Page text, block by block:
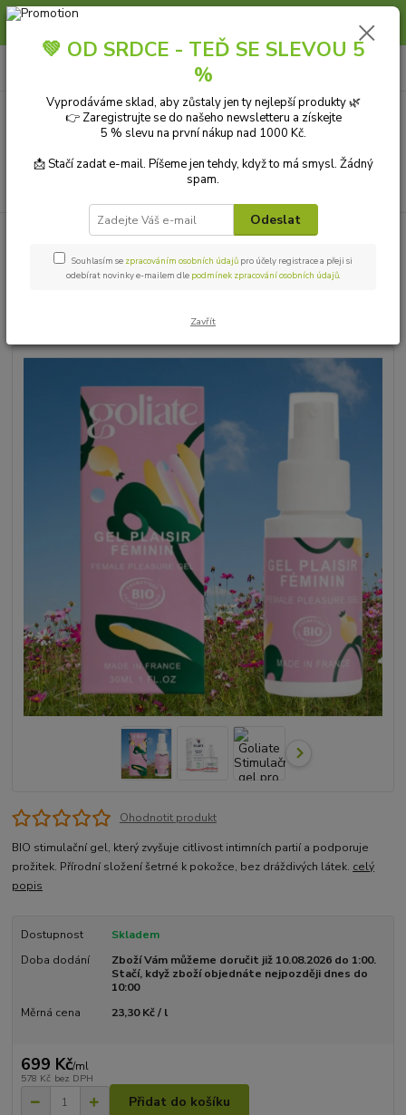
Slunce, koupání a horko dávají vlasům zabrat. Dopřejte jim šetrnou péči s
CZK
PŘÍRODNÍ KOSMETIKA Intimní kosmetika
Intimní zboží
Goliate Stimulační gel pro ženy
Orgasmic BIO 30 ml
Ohodnotit produkt
BIO stimulační gel, který zvyšuje citlivost intimních partií a podporuje
prožitek. Přírodní složení šetrné k pokožce, bez dráždivých látek. celý
popis
Dostupnost
Skladem
Doba dodání
Zboží Vám můžeme doručit již 10.08.2026 do 1:00.
Stačí, když zboží objednáte nejpozději dnes do
10:00
Měrná cena
23,30 Kč / l
699 Kč/ml
578 Kč bez DPH
Přidat do košíku
💚 OD SRDCE - TEĎ SE SLEVOU 5
%
Vyprodáváme sklad, aby zůstaly jen ty nejlepší produkty 🌿
👉 Zaregistrujte se do našeho newsletteru a získejte
5 % slevu na první nákup nad 1000 Kč.
📩 Stačí zadat e-mail. Píšeme jen tehdy, když to má smysl. Žádný
spam.
Odeslat
Souhlasím se zpracováním osobních údajů pro účely registrace a přeji si
odebírat novinky e-mailem dle podmínek zpracování osobních údajů.
Zavřít